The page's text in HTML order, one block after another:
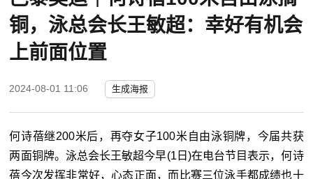
铜，泳总会长王敏超：幸好有机会
上前面位置
2024-08-01 11:06 生成海报
何诗蓓继200米后，再夺女子100米自由泳铜牌，今届共获
两面铜牌。泳总会长王敏超今早(1日)在电台节目表示，何诗
蓓今次发挥非常好，心态正面，而比赛三位泳手都成绩也十